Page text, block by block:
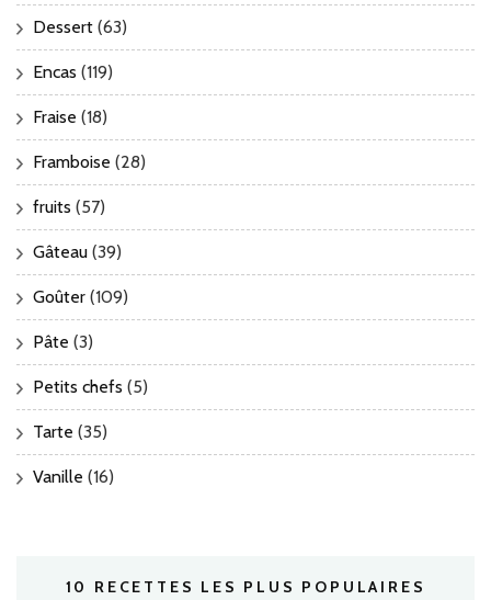
Dessert (63)
Encas (119)
Fraise (18)
Framboise (28)
fruits (57)
Gâteau (39)
Goûter (109)
Pâte (3)
Petits chefs (5)
Tarte (35)
Vanille (16)
10 RECETTES LES PLUS POPULAIRES